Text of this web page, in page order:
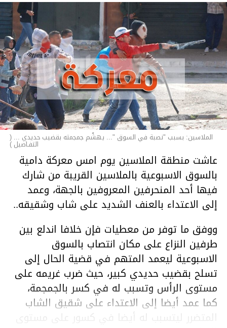
الملاسين: بسبب "نصبة في السوق "... يهشّم جمجمته بقضيب حديدي ... (
التفـاصيل )
عاشت منطقة الملاسين يوم امس معركة دامية
بالسوق الاسبوعية بالملاسين القريبة من شارك
فيها أحد المنحرفين المعروفين بالجهة، وعمد
إلى الاعتداء بالعنف الشديد على شاب وشقيقه..
ووفق ما توفر من معطيات فإن خلافا اندلع بين
طرفين النزاع على مكان انتصاب بالسوق
الاسبوعية ليعمد المتهم في قضية الحال إلى
تسلح بقضيب حديدي كبير، حيث ضرب غريمه على
مستوى الرأس وتسبب له في كسر بالجمجمة،
كما عمد أيضا إلى الاعتداء على شقيق الشاب
المتضرر ليتسبب له أيضا في كسور على مستوى